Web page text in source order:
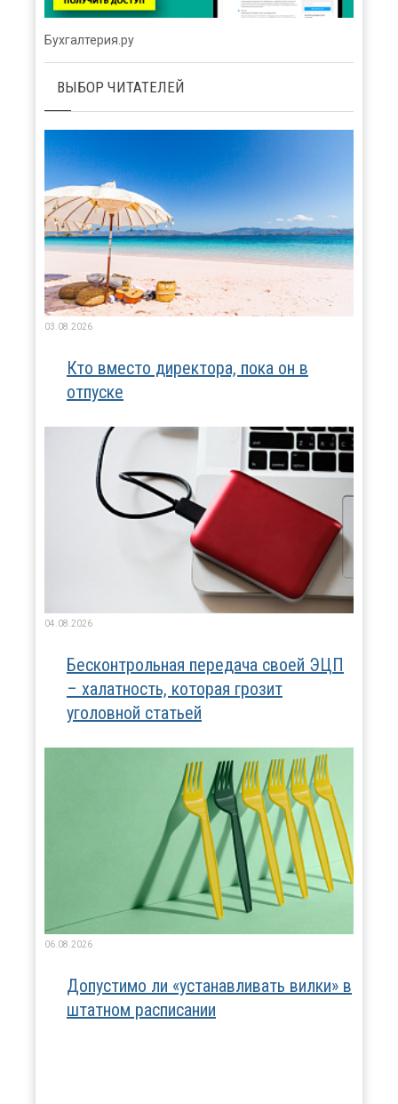
Бухгалтерия.ру
ВЫБОР ЧИТАТЕЛЕЙ
03.08.2026
Кто вместо директора, пока он в
отпуске
04.08.2026
Бесконтрольная передача своей ЭЦП
– халатность, которая грозит
уголовной статьей
06.08.2026
Допустимо ли «устанавливать вилки» в
штатном расписании